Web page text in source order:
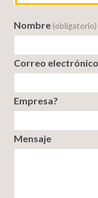
Nombre (obligatorio)
Correo electrónico
Empresa?
Mensaje